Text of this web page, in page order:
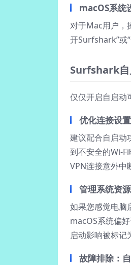
macOS系统
对于Mac用户，
开Surfshark”或
Surfshark自
仅仅开启自启动
优化连接设置
建议配合自启动
到不安全的Wi-
VPN连接意外中
管理系统资
如果您感觉电脑
macOS系统偏
启动影响被标
故障排除：